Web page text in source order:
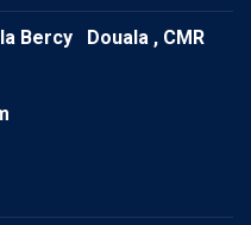
Bercy Douala , CMR